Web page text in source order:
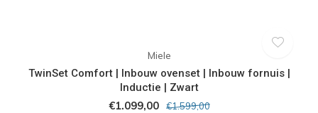
Miele
TwinSet Comfort | Inbouw ovenset | Inbouw fornuis |
Inductie | Zwart
€1.099,00 €1.599,00